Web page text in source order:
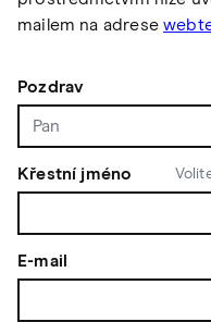
mailem na adrese
Pozdrav
Křestní jméno
E-mail